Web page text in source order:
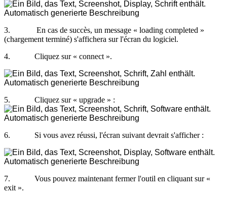
3. En cas de succès, un message « loading completed »
(chargement terminé) s'affichera sur l'écran du logiciel.
4. Cliquez sur « connect ».
5. Cliquez sur « upgrade » :
6. Si vous avez réussi, l'écran suivant devrait s'afficher :
7. Vous pouvez maintenant fermer l'outil en cliquant sur «
exit ».